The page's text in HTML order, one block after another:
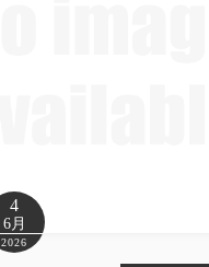
4
6月
2026